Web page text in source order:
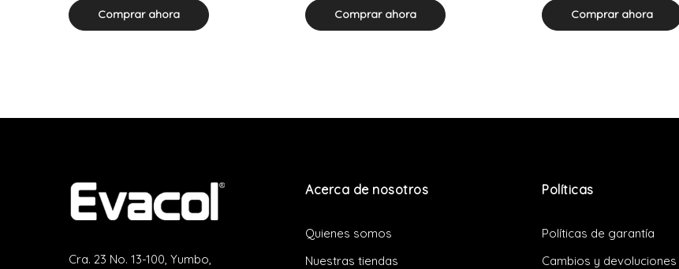
Comprar ahora Comprar ahora Comprar ahora
Cra. 23 No. 13-100, Yumbo,
Acerca de nosotros
Quienes somos
Nuestras tiendas
Políticas
Políticas de garantía
Cambios y devoluciones